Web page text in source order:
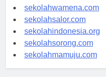
sekolahnabire.com
sekolahwamena.com
sekolahsalor.com
sekolahindonesia.org
sekolahsorong.com